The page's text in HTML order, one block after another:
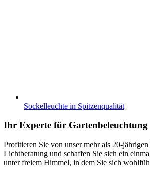
Sockelleuchte in Spitzenqualität
Ihr Experte für Gartenbeleuchtung
Profitieren Sie von unser mehr als 20-
Lichtberatung und schaffen Sie sich ein
unter freiem Himmel, in dem Sie sich